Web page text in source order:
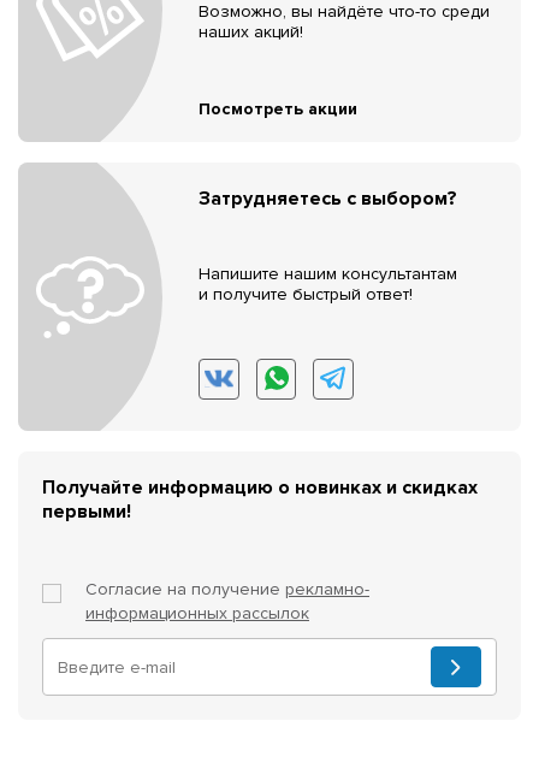
Возможно, вы найдёте что-то среди
наших акций!
Посмотреть акции
Затрудняетесь с выбором?
Напишите нашим консультантам
и получите быстрый ответ!
Получайте информацию о новинках и скидках
первыми!
Согласие на получение рекламно-
информационных рассылок